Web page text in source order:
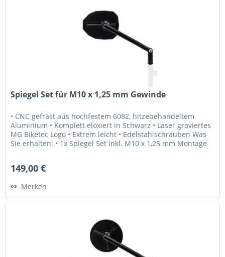
Spiegel Set für M10 x 1,25 mm Gewinde
• CNC gefräst aus hochfestem 6082, hitzebehandeltem
Aluminium • Komplett eloxiert in Schwarz • Laser graviertes
MG Biketec Logo • Extrem leicht • Edelstahlschrauben Was
Sie erhalten: • 1x Spiegel Set inkl. M10 x 1,25 mm Montage
149,00 €
Merken